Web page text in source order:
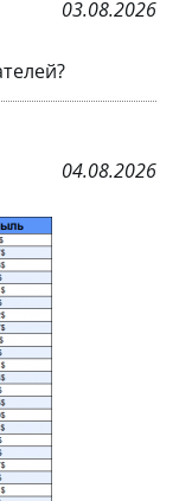
03.08.2026
04.08.2026